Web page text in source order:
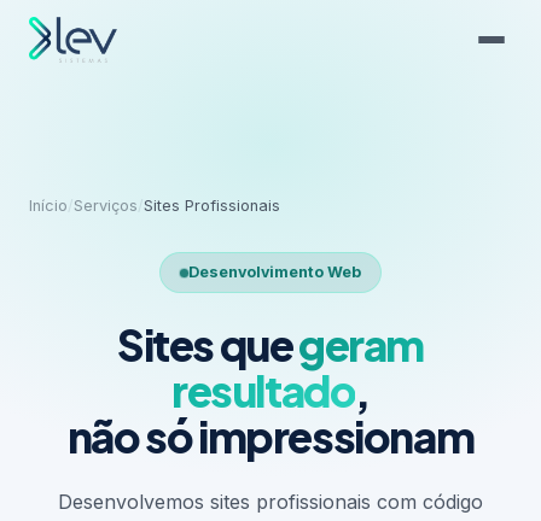
Início Serviços Sites Profissionais
Desenvolvimento Web
Sites quegeram
resultado,
não só impressionam
Desenvolvemos sites profissionais com código